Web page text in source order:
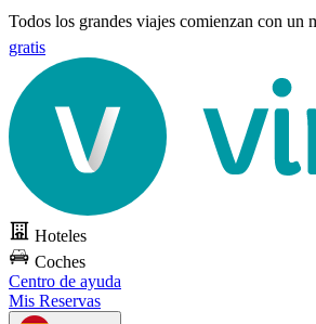
Todos los grandes viajes comienzan con un
gratis
Hoteles
Coches
Centro de ayuda
Mis Reservas